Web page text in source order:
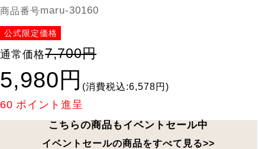
商品番号maru-30160
公式限定価格
通常価格7,700円
5,980円 (消費税込:6,578円)
60 ポイント進呈
こちらの商品もイベントセール中
イベントセールの商品をすべて見る>>